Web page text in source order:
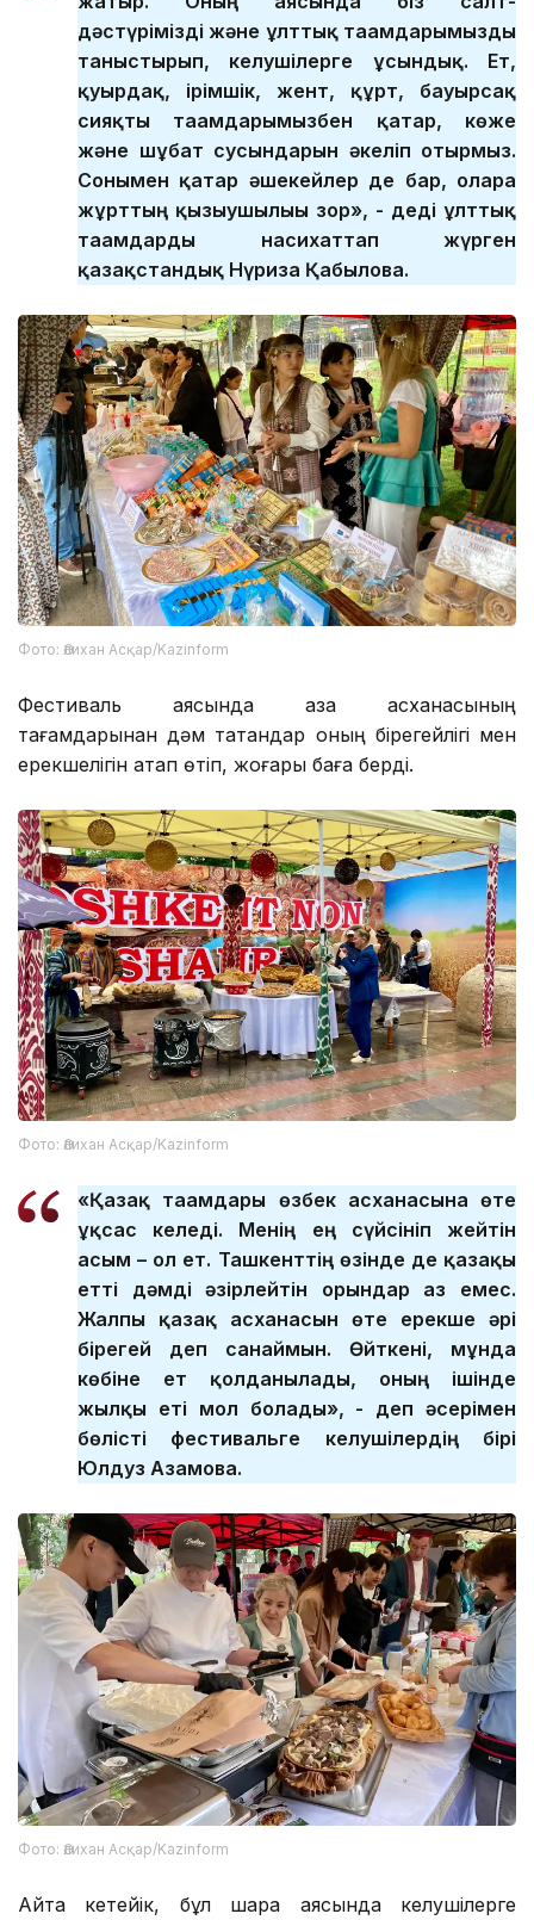
дәстүрімізді және ұлттық тағамдарымызды
таныстырып, келушілерге ұсындық. Ет,
қуырдақ, ірімшік, жент, құрт, бауырсақ
сияқты тағамдарымызбен қатар, көже
және шұбат сусындарын әкеліп отырмыз.
Сонымен қатар әшекейлер де бар, оларға
жұрттың қызығушылығы зор», - деді ұлттық
тағамдарды насихаттап жүрген
қазақстандық Нүриза Қабылова.
Фото: Әлихан Асқар/Kazinform
Фестиваль аясында қазақ асханасының
тағамдарынан дәм татқандар оның бірегейлігі мен
ерекшелігін атап өтіп, жоғары баға берді.
Фото: Әлихан Асқар/Kazinform
«Қазақ тағамдары өзбек асханасына өте
ұқсас келеді. Менің ең сүйсініп жейтін
асым – ол ет. Ташкенттің өзінде де қазақы
етті дәмді әзірлейтін орындар аз емес.
Жалпы қазақ асханасын өте ерекше әрі
бірегей деп санаймын. Өйткені, мұнда
көбіне ет қолданылады, оның ішінде
жылқы еті мол болады», - деп әсерімен
бөлісті фестивальге келушілердің бірі
Юлдуз Азамова.
Фото: Әлихан Асқар/Kazinform
Айта кетейік, бұл шара аясында келушілерге